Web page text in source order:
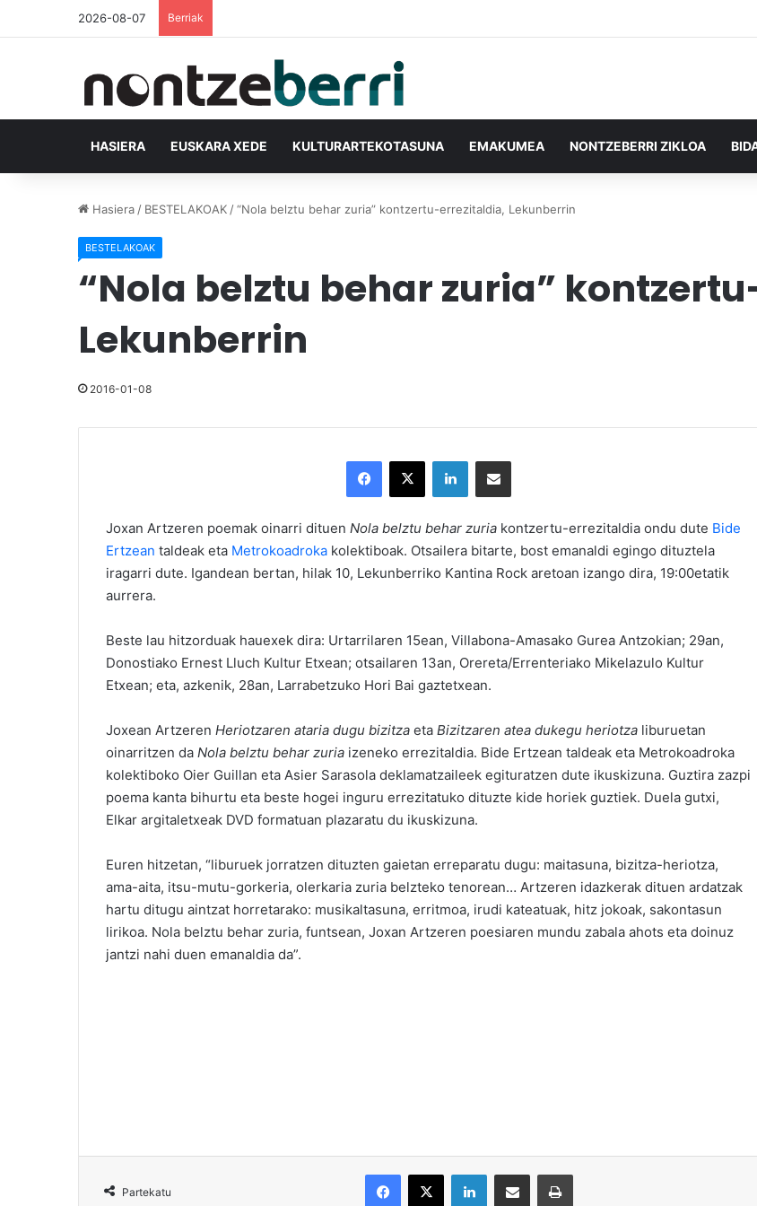
2026-08-07 Berriak
HASIERA EUSKARA XEDE KULTURARTEKOTASUNA EMAKUMEA NONTZEBERRI ZIKLOA
Hasiera / BESTELAKOAK /“Nola belztu behar zuria” kontzertu-errezitaldia, Lekunberrin
BESTELAKOAK
“Nola belztu behar zuria”
Lekunberrin
2016-01-08
Joxan Artzeren poemak oinarri dituen Nola belztu behar zuria kontzertu-errezitaldia ondu dute Bide
Ertzean taldeak eta Metrokoadroka kolektiboak. Otsailera bitarte, bost emanaldi egingo dituztela
iragarri dute. Igandean bertan, hilak 10, Lekunberriko Kantina Rock aretoan izango dira, 19:00etatik
aurrera.
Beste lau hitzorduak hauexek dira: Urtarrilaren 15ean, Villabona-Amasako Gurea Antzokian; 29an,
Donostiako Ernest Lluch Kultur Etxean; otsailaren 13an, Orereta/Errenteriako Mikelazulo Kultur
Etxean; eta, azkenik, 28an, Larrabetzuko Hori Bai gaztetxean.
Joxean Artzeren Heriotzaren ataria dugu bizitza eta Bizitzaren atea dukegu heriotza liburuetan
oinarritzen da Nola belztu behar zuria izeneko errezitaldia. Bide Ertzean taldeak eta Metrokoadroka
kolektiboko Oier Guillan eta Asier Sarasola deklamatzaileek egituratzen dute ikuskizuna. Guztira zazpi
poema kanta bihurtu eta beste hogei inguru errezitatuko dituzte kide horiek guztiek. Duela gutxi,
Elkar argitaletxeak DVD formatuan plazaratu du ikuskizuna.
Euren hitzetan, “liburuek jorratzen dituzten gaietan erreparatu dugu: maitasuna, bizitza-heriotza,
ama-aita, itsu-mutu-gorkeria, olerkaria zuria belzteko tenorean… Artzeren idazkerak dituen ardatzak
hartu ditugu aintzat horretarako: musikaltasuna, erritmoa, irudi kateatuak, hitz jokoak, sakontasun
lirikoa. Nola belztu behar zuria, funtsean, Joxan Artzeren poesiaren mundu zabala ahots eta doinuz
jantzi nahi duen emanaldia da”.
Partekatu